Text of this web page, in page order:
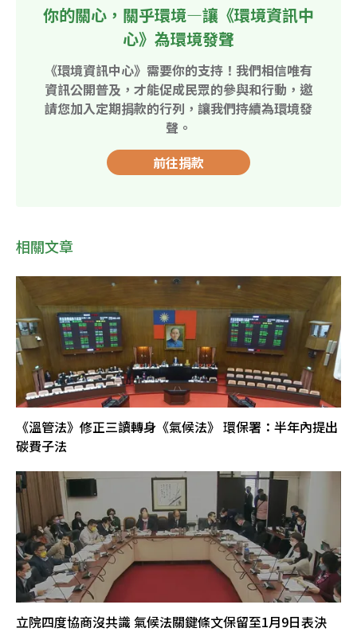
你的關心，關乎環境—讓《環境資訊中
心》為環境發聲
《環境資訊中心》需要你的支持！我們相信唯有
資訊公開普及，才能促成民眾的參與和行動，邀
請您加入定期捐款的行列，讓我們持續為環境發
聲。
前往捐款
相關文章
《溫管法》修正三讀轉身《氣候法》 環保署：半年內提出
碳費子法
立院四度協商沒共識 氣候法關鍵條文保留至1月9日表決